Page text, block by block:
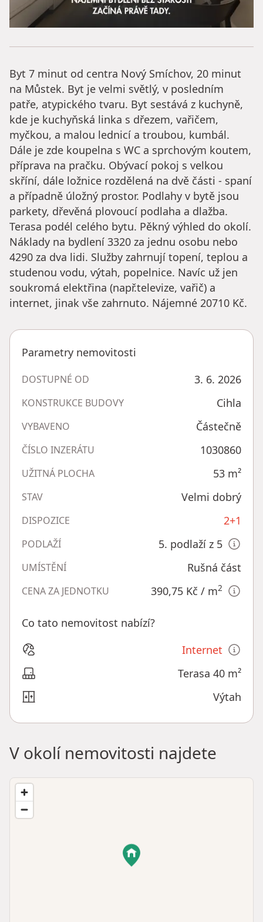
Byt 7 minut od centra Nový Smíchov, 20 minut
na Můstek. Byt je velmi světlý, v posledním
patře, atypického tvaru. Byt sestává z kuchyně,
kde je kuchyňská linka s dřezem, vařičem,
myčkou, a malou lednicí a troubou, kumbál.
Dále je zde koupelna s WC a sprchovým koutem,
příprava na pračku. Obývací pokoj s velkou
skříní, dále ložnice rozdělená na dvě části - spaní
a případně úložný prostor. Podlahy v bytě jsou
parkety, dřevěná plovoucí podlaha a dlažba.
Terasa podél celého bytu. Pěkný výhled do okolí.
Náklady na bydlení 3320 za jednu osobu nebo
4290 za dva lidi. Služby zahrnují topení, teplou a
studenou vodu, výtah, popelnice. Navíc už jen
soukromá elektřina (např.televize, vařič) a
internet, jinak vše zahrnuto. Nájemné 20710 Kč.
Parametry nemovitosti
DOSTUPNÉ OD 3. 6. 2026
KONSTRUKCE BUDOVY Cihla
VYBAVENO Částečně
ČÍSLO INZERÁTU 1030860
UŽITNÁ PLOCHA 53 m²
STAV Velmi dobrý
DISPOZICE 2+1
PODLAŽÍ 5. podlaží z 5
UMÍSTĚNÍ Rušná část
CENA ZA JEDNOTKU 390,75 Kč / m2
Co tato nemovitost nabízí?
Internet
Terasa 40 m²
Výtah
V okolí nemovitosti najdete